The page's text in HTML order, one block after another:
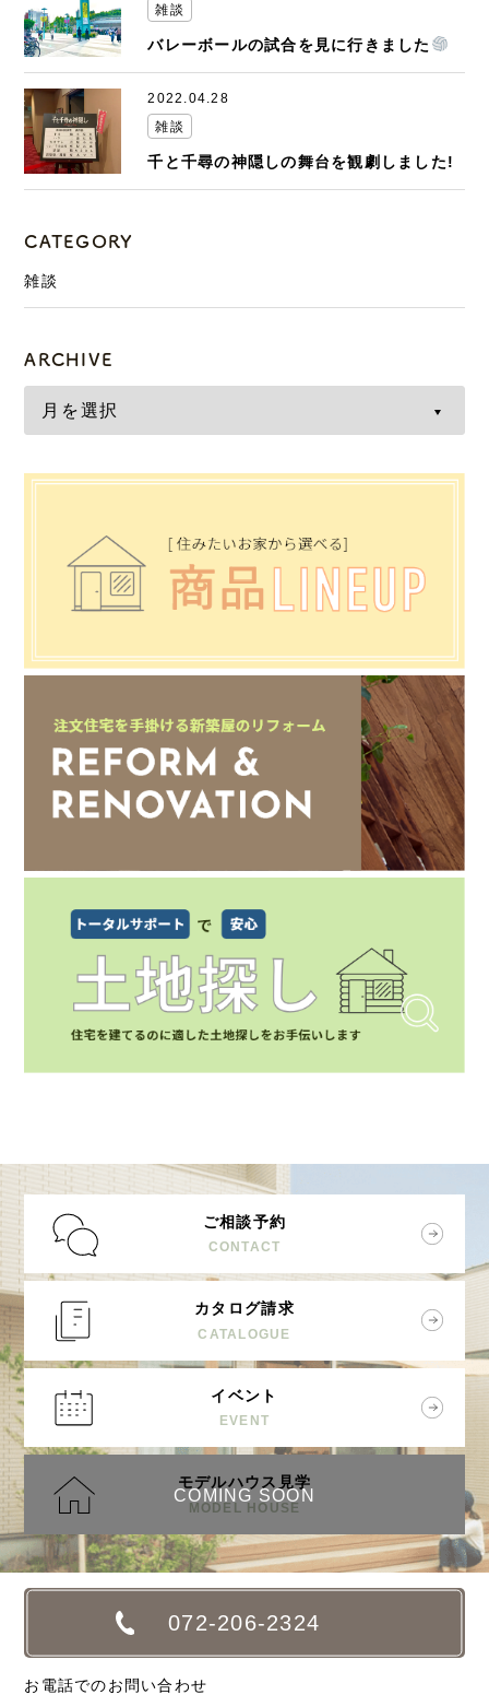
雑談
バレーボールの試合を見に行きました
2022.04.28
雑談
千と千尋の神隠しの舞台を観劇しました!
CATEGORY
雑談
ARCHIVE
ご相談予約
CONTACT
カタログ請求
CATALOGUE
イベント
EVENT
モデルハウス見学
MODEL HOUSE
COMING SOON
072-206-2324
お電話でのお問い合わせ